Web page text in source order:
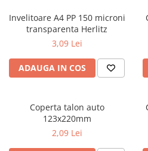
Termosuri
Pahare și sticle pentru scoală
Cutii pentru depozitare
Caiete școlare și hârtie
Caiete muzică
Caiete geografie și biologie
Invelitoare A4 PP 150 microni
transparenta Herlitz
3,09 Lei
ADAUGA IN COS
Coperta talon auto
123x220mm
2,09 Lei